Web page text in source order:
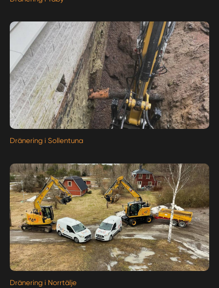
Dränering i Sollentuna
Dränering i Norrtälje